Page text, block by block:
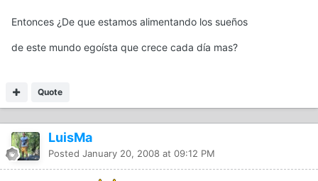
Entonces ¿De que estamos alimentando los sueños
de este mundo egoísta que crece cada día mas?
Quote
LuisMa
Posted January 20, 2008 at 09:12 PM